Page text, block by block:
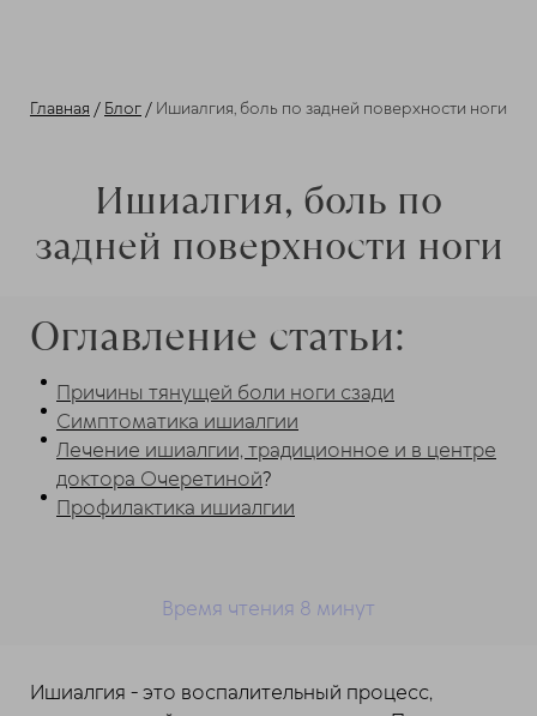
Главная / Блог / Ишиалгия, боль по задней поверхности ноги
Ишиалгия, боль по
задней поверхности ноги
Оглавление статьи:
Причины тянущей боли ноги сзади
Симптоматика ишиалгии
Лечение ишиалгии, традиционное и в центре
доктора Очеретиной?
Профилактика ишиалгии
Время чтения 8 минут
Ишиалгия - это воспалительный процесс,